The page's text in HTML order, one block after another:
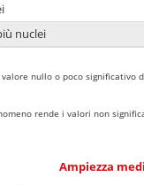
nuclei
nullo o poco significativo
rende i valori non
Ampiezza